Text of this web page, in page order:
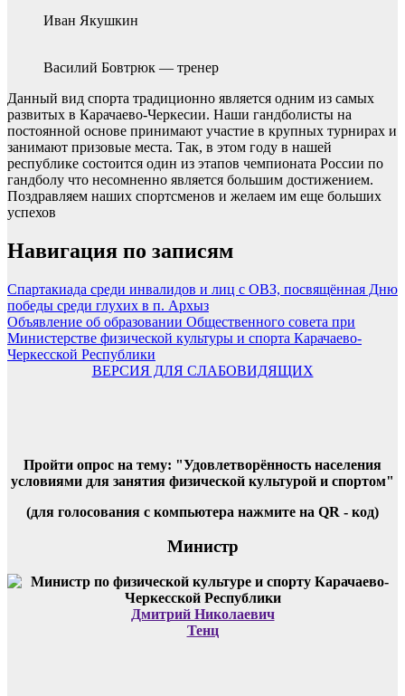
Иван Якушкин
Василий Бовтрюк — тренер
Данный вид спорта традиционно является одним из самых
развитых в Карачаево-Черкесии. Наши гандболисты на
постоянной основе принимают участие в крупных турнирах и
занимают призовые места. Так, в этом году в нашей
республике состоится один из этапов чемпионата России по
гандболу что несомненно является большим достижением.
Поздравляем наших спортсменов и желаем им еще больших
успехов
Навигация по записям
Спартакиада среди инвалидов и лиц с ОВЗ, посвящённая Дню
победы среди глухих в п. Архыз
Объявление об образовании Общественного совета при
Министерстве физической культуры и спорта Карачаево-
Черкесской Республики
ВЕРСИЯ ДЛЯ СЛАБОВИДЯЩИХ
Пройти опрос на тему: "Удовлетворённость населения
условиями для занятия физической культурой и спортом"
(для голосования с компьютера нажмите на QR - код)
Министр
Дмитрий Николаевич
Тенц